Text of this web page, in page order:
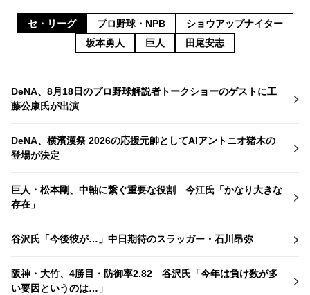
セ・リーグ プロ野球・NPB
ショウアップナイター
坂本勇人
巨人 田尾安志
DeNA、8月18日のプロ野球解説者トークショーのゲストに工
藤公康氏が出演
DeNA、横濱漢祭 2026の応援元帥としてAIアントニオ猪木の
登場が決定
巨人・松本剛、中軸に繋ぐ重要な役割 今江氏「かなり大きな
存在」
谷沢氏「今後彼が…」中日期待のスラッガー・石川昂弥
阪神・大竹、4勝目・防御率2.82 谷沢氏「今年は負け数が多
い要因というのは…」